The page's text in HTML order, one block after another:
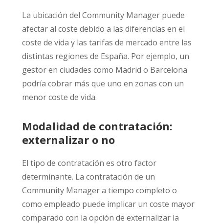
La ubicación del Community Manager puede
afectar al coste debido a las diferencias en el
coste de vida y las tarifas de mercado entre las
distintas regiones de España. Por ejemplo, un
gestor en ciudades como Madrid o Barcelona
podría cobrar más que uno en zonas con un
menor coste de vida.
Modalidad de contratación:
externalizar o no
El tipo de contratación es otro factor
determinante. La contratación de un
Community Manager a tiempo completo o
como empleado puede implicar un coste mayor
comparado con la opción de externalizar la